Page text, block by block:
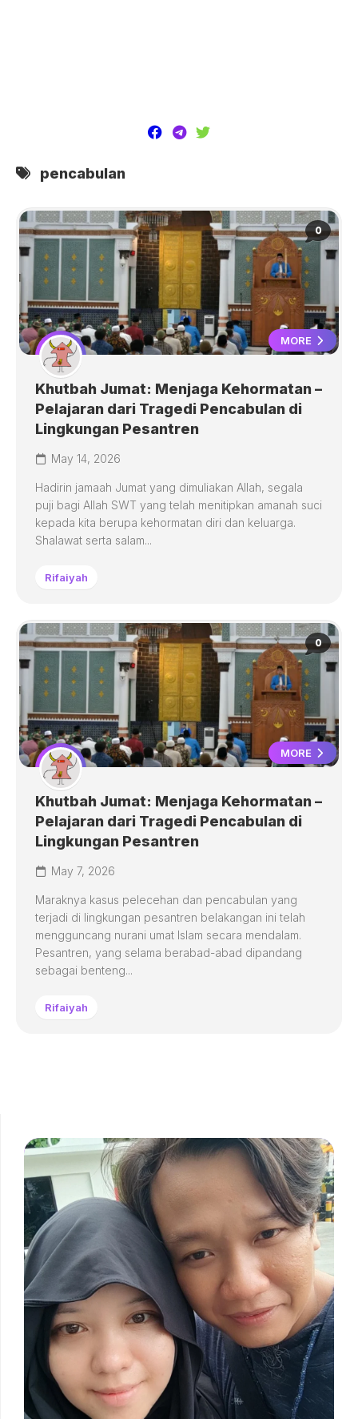
pencabulan
0
MORE
Khutbah Jumat: Menjaga Kehormatan –
Pelajaran dari Tragedi Pencabulan di
Lingkungan Pesantren
May 14, 2026
Hadirin jamaah Jumat yang dimuliakan Allah, segala
puji bagi Allah SWT yang telah menitipkan amanah suci
kepada kita berupa kehormatan diri dan keluarga.
Shalawat serta salam...
Rifaiyah
0
MORE
Khutbah Jumat: Menjaga Kehormatan –
Pelajaran dari Tragedi Pencabulan di
Lingkungan Pesantren
May 7, 2026
Maraknya kasus pelecehan dan pencabulan yang
terjadi di lingkungan pesantren belakangan ini telah
mengguncang nurani umat Islam secara mendalam.
Pesantren, yang selama berabad-abad dipandang
sebagai benteng...
Rifaiyah